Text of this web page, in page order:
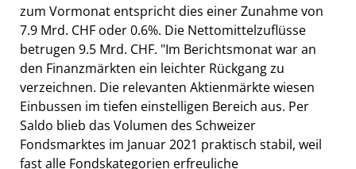
zum Vormonat entspricht dies einer Zunahme von
7.9 Mrd. CHF oder 0.6%. Die Nettomittelzuflüsse
betrugen 9.5 Mrd. CHF. "Im Berichtsmonat war an
den Finanzmärkten ein leichter Rückgang zu
verzeichnen. Die relevanten Aktienmärkte wiesen
Einbussen im tiefen einstelligen Bereich aus. Per
Saldo blieb das Volumen des Schweizer
Fondsmarktes im Januar 2021 praktisch stabil, weil
fast alle Fondskategorien erfreuliche